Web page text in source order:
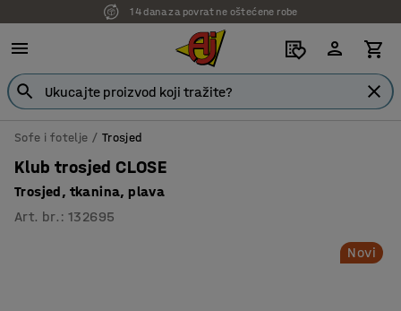
14 dana za povrat ne oštećene robe
Sofe i fotelje Trosjed
Klub trosjed CLOSE
Trosjed, tkanina, plava
Art. br. :132695
Novi